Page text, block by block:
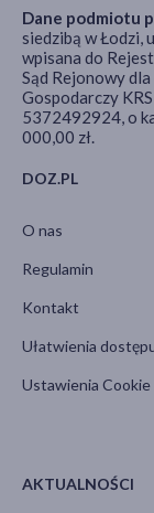
DOZ.PL
O nas
Regulamin
Kontakt
Ułatwienia
Ustawienia Cookie
AKTUALNOŚCI
Dane podmiotu
siedzibą w Łodzi,
wpisana do
Sąd Rejonowy
Gospodarczy
5372492924, o
000,00 zł.